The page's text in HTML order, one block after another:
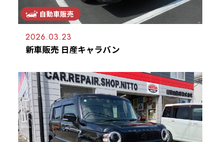
自動車販売
2026.03.23
新車販売 日産キャラバン